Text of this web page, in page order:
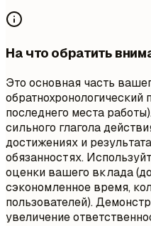
На что обратить
Это основная часть
обратнохронологический
последнего места
сильного глагола
достижениях и
обязанностях.
оценки вашего вклада
сэкономленное время,
пользователей).
увеличение